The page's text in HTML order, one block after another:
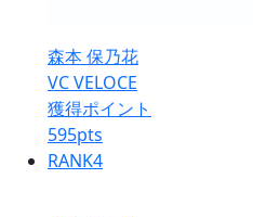
森本 保乃花
VC VELOCE
獲得ポイント
595pts
RANK4